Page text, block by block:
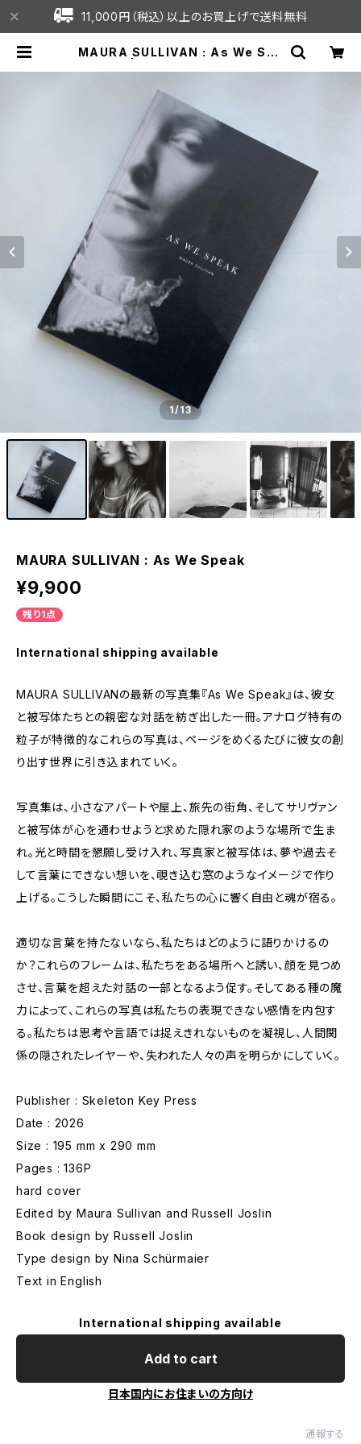
11,000円（税込）以上のお買上げで送料無料
MAURA SULLIVAN : As We Spe
1/13
MAURA SULLIVAN : As We Speak
¥9,900
残り1点
International shipping available
MAURA SULLIVANの最新の写真集『As We Speak』は、彼女
と被写体たちとの親密な対話を紡ぎ出した一冊。アナログ特有の
粒子が特徴的なこれらの写真は、ページをめくるたびに彼女の創
り出す世界に引き込まれていく。
写真集は、小さなアパートや屋上、旅先の街角、そしてサリヴァン
と被写体が心を通わせようと求めた隠れ家のような場所で生ま
れ。光と時間を懇願し受け入れ、写真家と被写体は、夢や過去そ
して言葉にできない想いを、覗き込む窓のようなイメージで作り
上げる。こうした瞬間にこそ、私たちの心に響く自由と魂が宿る。
適切な言葉を持たないなら、私たちはどのように語りかけるの
か？これらのフレームは、私たちをある場所へと誘い、顔を見つめ
させ、言葉を超えた対話の一部となるよう促す。そしてある種の魔
力によって、これらの写真は私たちの表現できない感情を内包す
る。私たちは思考や言語では捉えきれないものを凝視し、人間関
係の隠されたレイヤーや、失われた人々の声を明らかにしていく。
Publisher : Skeleton Key Press
Date : 2026
Size : 195 mm x 290 mm
Pages : 136P
hard cover
Edited by Maura Sullivan and Russell Joslin
Book design by Russell Joslin
Type design by Nina Schürmaier
Text in English
International shipping available
Add to cart
日本国内にお住まいの方向け
通報する